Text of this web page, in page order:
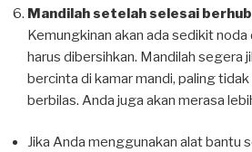
Mandilah setelah selesai
Kemungkinan akan ada sedikit
harus dibersihkan. Mandilah segera
bercinta di kamar mandi, paling
berbilas. Anda juga akan merasa
Jika Anda menggunakan alat bantu